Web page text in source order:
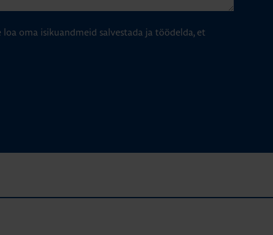
loa oma isikuandmeid salvestada ja töödelda, et